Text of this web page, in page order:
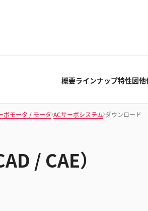
概要ラインナップ特性図他
ボモータ / モータ ACサーボシステム ダウンロード
/ CAE）